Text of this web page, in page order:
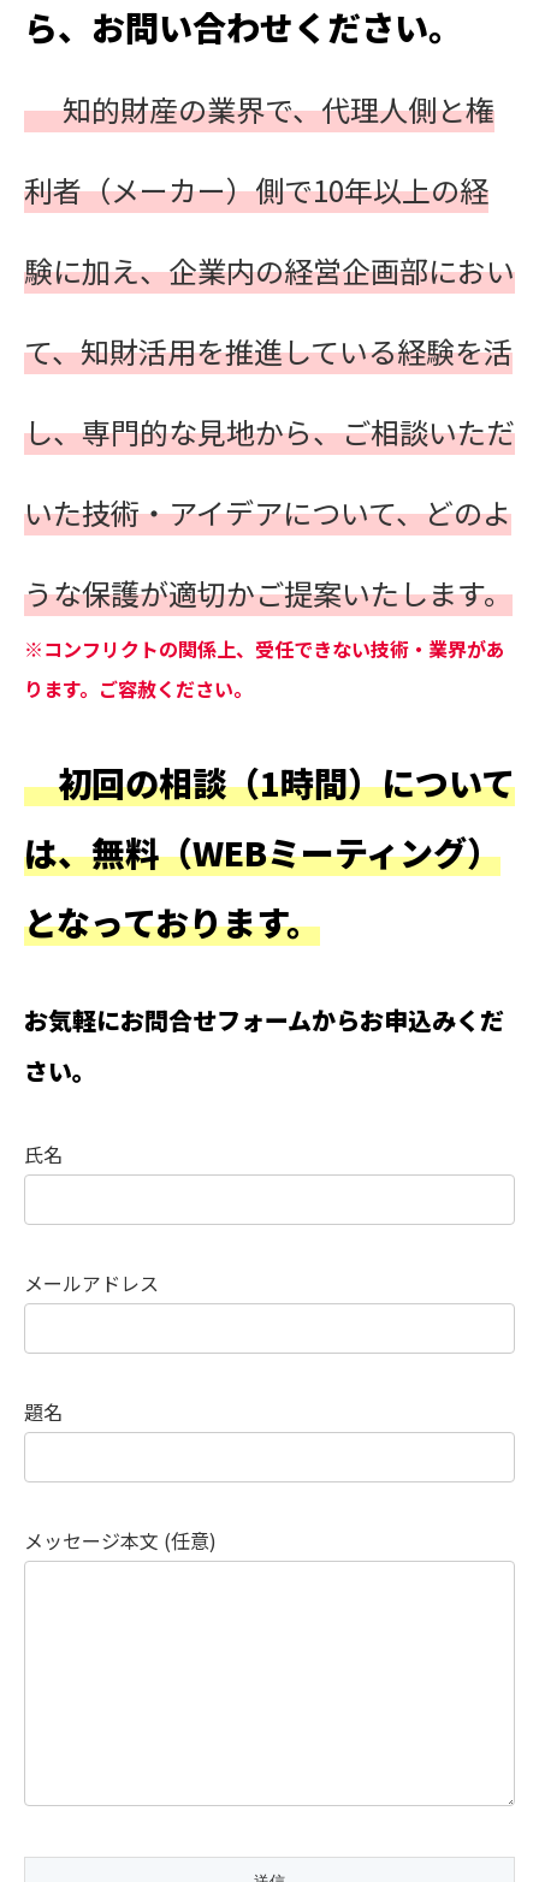
ら、お問い合わせください。
知的財産の業界で、代理人側と権
利者（メーカー）側で10年以上の経
験に加え、企業内の経営企画部におい
て、知財活用を推進している経験を活
し、専門的な見地から、ご相談いただ
いた技術・アイデアについて、どのよ
うな保護が適切かご提案いたします。
※コンフリクトの関係上、受任できない技術・業界があ
ります。ご容赦ください。
初回の相談（1時間）について
は、無料（WEBミーティング）
となっております。
お気軽にお問合せフォームからお申込みくだ
さい。
氏名
メールアドレス
題名
メッセージ本文 (任意)